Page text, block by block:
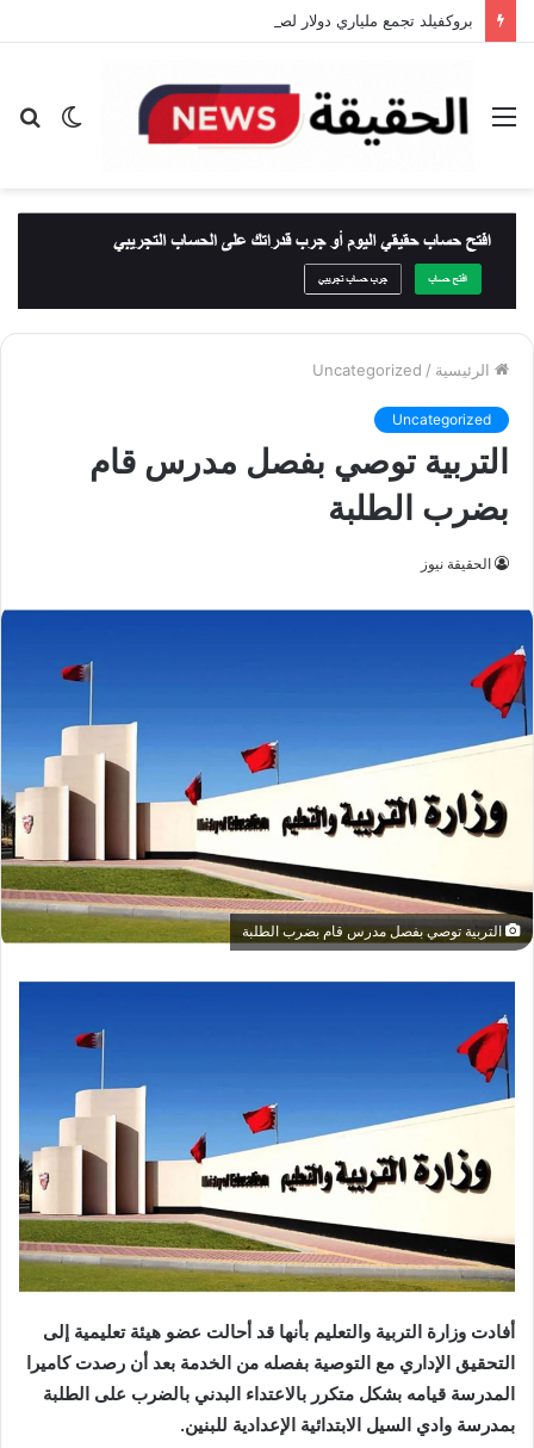
الوضع
القائمة
الرئيسية /
Uncategorized
Uncategorized
التربية توصي بفصل مدرس قام
بضرب الطلبة
الحقيقة نيوز
التربية توصي بفصل مدرس قام بضرب الطلبة
‬بمدرسة‭ ‬وادي‭ ‬السيل‭ ‬الابتدائية‭ ‬الإعدادية‭ ‬للبنين‭.‬